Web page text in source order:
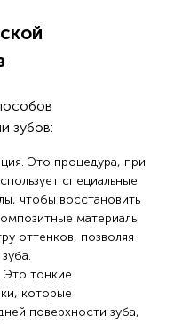
зубов:
Это процедура, при
специальные
чтобы восстановить
материалы
оттенков, позволяя
Это тонкие
которые
поверхности зуба,